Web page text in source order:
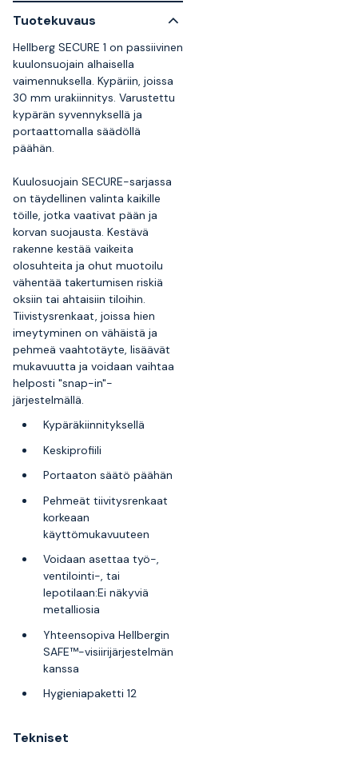
Tuotekuvaus
Hellberg SECURE 1 on passiivinen
kuulonsuojain alhaisella
vaimennuksella. Kypäriin, joissa
30 mm urakiinnitys. Varustettu
kypärän syvennyksellä ja
portaattomalla säädöllä
päähän.
Kuulosuojain SECURE-sarjassa
on täydellinen valinta kaikille
töille, jotka vaativat pään ja
korvan suojausta. Kestävä
rakenne kestää vaikeita
olosuhteita ja ohut muotoilu
vähentää takertumisen riskiä
oksiin tai ahtaisiin tiloihin.
Tiivistysrenkaat, joissa hien
imeytyminen on vähäistä ja
pehmeä vaahtotäyte, lisäävät
mukavuutta ja voidaan vaihtaa
helposti "snap-in"-
järjestelmällä.
Kypäräkiinnityksellä
Keskiprofiili
Portaaton säätö päähän
Pehmeät tiivitysrenkaat
korkeaan
käyttömukavuuteen
Voidaan asettaa työ-,
ventilointi-, tai
lepotilaan:Ei näkyviä
metalliosia
Yhteensopiva Hellbergin
SAFE™-visiirijärjestelmän
kanssa
Hygieniapaketti 12
Tekniset